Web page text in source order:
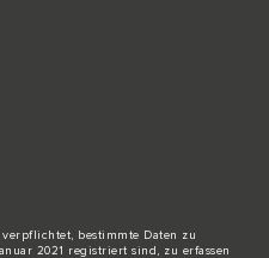
verpflichtet, bestimmte Daten zu
2021 registriert sind, zu erfassen